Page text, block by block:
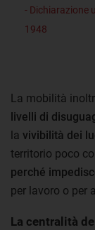
- Dichiarazione
1948
La mobilità
livelli di
la vivibilità dei
territorio poco
perché
per lavoro o per
La centralità